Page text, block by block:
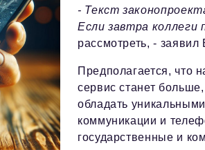
- Текст
Если завтра коллеги
рассмотреть, - заявил
Предполагается, что
сервис станет
обладать
коммуникации и
государственные и